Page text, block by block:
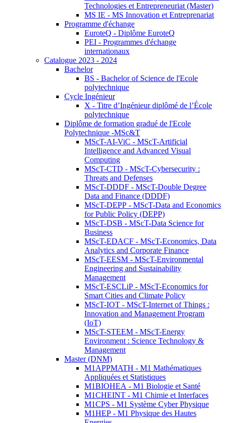
Technologies et Entrepreneuriat (Master)
MS IE - MS Innovation et Entreprenariat
Programme d'échange
EuroteQ - Diplôme EuroteQ
PEI - Programmes d'échange
internationaux
Catalogue 2023 - 2024
Bachelor
BS - Bachelor of Science de l'Ecole
polytechnique
Cycle Ingénieur
X - Titre d’Ingénieur diplômé de l’École
polytechnique
Diplôme de formation gradué de l'Ecole
Polytechnique -MSc&T
MScT-AI-ViC - MScT-Artificial
Intelligence and Advanced Visual
Computing
MScT-CTD - MScT-Cybersecurity :
Threats and Defenses
MScT-DDDF - MScT-Double Degree
Data and Finance (DDDF)
MScT-DEPP - MScT-Data and Economics
for Public Policy (DEPP)
MScT-DSB - MScT-Data Science for
Business
MScT-EDACF - MScT-Economics, Data
Analytics and Corporate Finance
MScT-EESM - MScT-Environmental
Engineering and Sustainability
Management
MScT-ESCLiP - MScT-Economics for
Smart Cities and Climate Policy
MScT-IOT - MScT-Internet of Things :
Innovation and Management Program
(IoT)
MScT-STEEM - MScT-Energy
Environment : Science Technology &
Management
Master (DNM)
M1APPMATH - M1 Mathématiques
Appliquées et Statistiques
M1BIOHEA - M1 Biologie et Santé
M1CHEINT - M1 Chimie et Interfaces
M1CPS - M1 Système Cyber Physique
M1HEP - M1 Physique des Hautes